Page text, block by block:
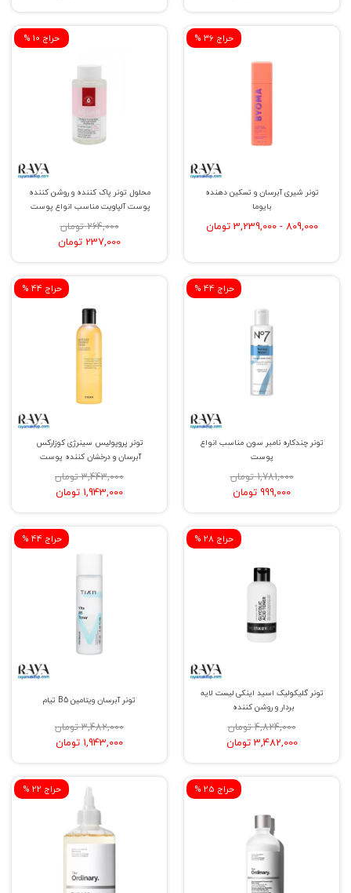
% حراج 36
تونر شیری آبرسان و تسکین دهنده
بایوما
809,000 - 3,239,000 تومان
% حراج 10
محلول تونر پاک کننده و روشن کننده
پوست آلپاویت مناسب انواع پوست
264,000 تومان
237,000 تومان
% حراج 44
تونر چندکاره نامبر سون مناسب انواع
پوست
1,781,000 تومان
999,000 تومان
% حراج 44
تونر پروپولیس سینرژی کوزارکس
آبرسان و درخشان کننده پوست
3,443,000 تومان
1,943,000 تومان
% حراج 28
تونر گلیکولیک اسید اینکی لیست لایه
بردار و روشن کننده
4,824,000 تومان
3,482,000 تومان
% حراج 44
تونر آبرسان ویتامین B5 تیام
3,482,000 تومان
1,943,000 تومان
% حراج 25 % حراج 22